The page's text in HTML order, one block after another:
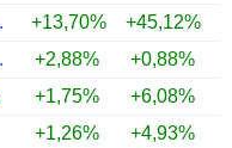
+13,70% +45,12%
LTD.
+2,88% +0,88%
+1,75% +6,08%
+1,26% +4,93%